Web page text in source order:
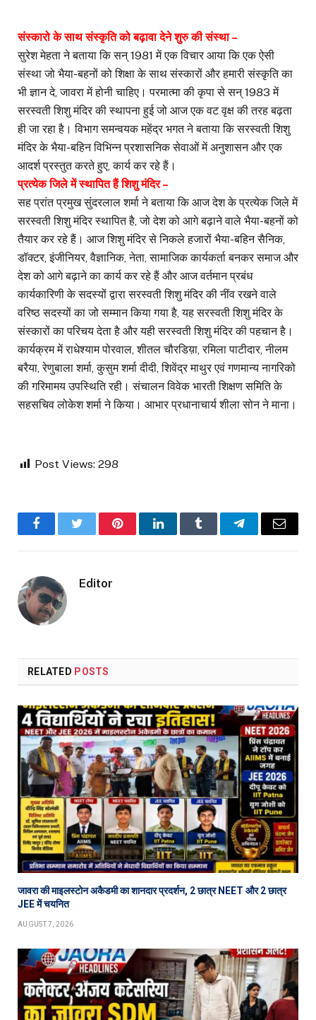
संस्कारो के साथ संस्कृति को बढ़ावा देने शुरु की संस्था –
सुरेश मेहता ने बताया कि सन् 1981 में एक विचार आया कि एक ऐसी
संस्था जो भैया-बहनों को शिक्षा के साथ संस्कारों और हमारी संस्कृति का
भी ज्ञान दे, जावरा में होनी चाहिए। परमात्मा की कृपा से सन् 1983 में
सरस्वती शिशु मंदिर की स्थापना हुई जो आज एक वट वृक्ष की तरह बढ़ता
ही जा रहा है। विभाग समन्वयक महेंद्र भगत ने बताया कि सरस्वती शिशु
मंदिर के भैया-बहिन विभिन्न प्रशासनिक सेवाओं में अनुशासन और एक
आदर्श प्रस्तुत करते हुए, कार्य कर रहे हैं।
प्रत्येक जिले में स्थापित हैं शिशु मंदिर –
सह प्रांत प्रमुख सुंदरलाल शर्मा ने बताया कि आज देश के प्रत्येक जिले में
सरस्वती शिशु मंदिर स्थापित है, जो देश को आगे बढ़ाने वाले भैया-बहनों को
तैयार कर रहे हैं। आज शिशु मंदिर से निकले हजारों भैया-बहिन सैनिक,
डॉक्टर, इंजीनियर, वैज्ञानिक, नेता, सामाजिक कार्यकर्ता बनकर समाज और
देश को आगे बढ़ाने का कार्य कर रहे हैं और आज वर्तमान प्रबंध
कार्यकारिणी के सदस्यों द्वारा सरस्वती शिशु मंदिर की नींव रखने वाले
वरिष्ठ सदस्यों का जो सम्मान किया गया है, यह सरस्वती शिशु मंदिर के
संस्कारों का परिचय देता है और यही सरस्वती शिशु मंदिर की पहचान है।
कार्यक्रम में राधेश्याम पोरवाल, शीतल चौरडिय़ा, रमिला पाटीदार, नीलम
बरैया, रेणुबाला शर्मा, कुसुम शर्मा दीदी, शिवेंद्र माथुर एवं गणमान्य नागरिको
की गरिमामय उपस्थिति रही। संचालन विवेक भारती शिक्षण समिति के
सहसचिव लोकेश शर्मा ने किया। आभार प्रधानाचार्य शीला सोन ने माना।
Post Views: 298
FacebookTwitter PinterestLinkedInTumblr TelegramEmail
Editor
RELATED POSTS
जावरा की माइलस्टोन अकैडमी का शानदार प्रदर्शन, 2 छात्र NEET और 2 छात्र
JEE में चयनित
AUGUST 7, 2026